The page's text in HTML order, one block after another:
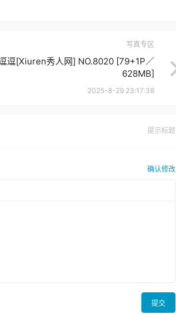
写真专区
逗[Xiuren秀人网] NO.8020 [79+1P／
628MB]
2025-8-29 23:17:38
提示标题
确认修改
提交